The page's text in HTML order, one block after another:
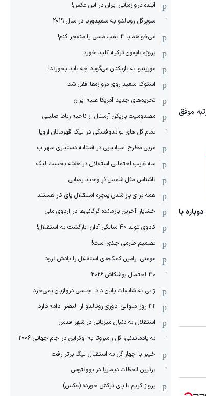
سه مرتبه موفق
با
آینده دروازه‌بانی ایران در این عکس!
سوپرگل رونالدو به سمپدوریا در سال 2019
می‌خواهم با 4 بمب مسی را منفجر کنم!
پروژه تایفون ترکیه کلید خورد
مورینیو به بازیکنان می‌گوید چه باید بخورند!
استوک سعید روی دروازه‌ها قفل شد
تحریم‌های جدید آمریکا علیه ایران
مصدومیت بازیکن آرسنال از ناحیه رباط صلیبی
تمام گل های لواندوفسکی در لیگ قهرمانان اروپا
مربی مطرح اسپانیایی در آستانه دستیاری سهراب
سه غایب احتمالی استقلال در هفته نخست لیگ
ناشناس مثل شمس‌آذرِ وحید رضایی
همه برای باز شدن پنجره استقلال پای کار هستند
خشایار آخرین بازمانده گرگانی‌ها در اردوی ملی
کادوی تولد 40 سالگی آدان: بازگشت به استقلال!
تصمیم طارمی جدی است!
مومنی: رامین کمک‌های استقلال را یادش نرود
40 احتمال پوشکاش 2026
ژابی به شایعات پایان داد: چلسی دروازبان نمی‌خرد
۳۲ روز متوالی: دوری رونالدو از النصر ادامه دارد
استقلال به دنبال میزبانی در شهر قدس
به یادماندنی، گل زامبروتا به اوکراین در جام جهانی 2006
خیبر با چهار گل به استقبال لیگ برتر رفت
برترین لحظات دیماریا در یوونتوس
پرواز کریم با پای ترکش خورده (عکس)